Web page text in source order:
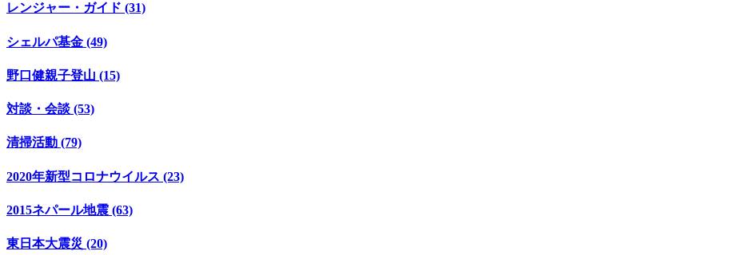
レンジャー・ガイド (31)
シェルパ基金 (49)
野口健親子登山 (15)
対談・会談 (53)
清掃活動 (79)
2020年新型コロナウイルス (23)
2015ネパール地震 (63)
東日本大震災 (20)